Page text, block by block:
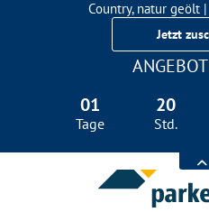
Country, natur geölt
Landhausdiele
Jetzt
01
Tage
20
Std.